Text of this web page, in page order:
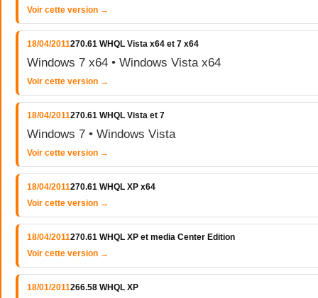
Voir cette version →
18/04/2011270.61 WHQL Vista x64 et 7 x64
Windows 7 x64 • Windows Vista x64
Voir cette version →
18/04/2011270.61 WHQL Vista et 7
Windows 7 • Windows Vista
Voir cette version →
18/04/2011270.61 WHQL XP x64
Voir cette version →
18/04/2011270.61 WHQL XP et media Center Edition
Voir cette version →
18/01/2011266.58 WHQL XP